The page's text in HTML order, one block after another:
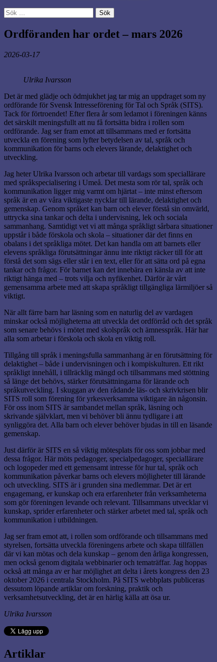
Sök
efter:
Ordföranden har ordet – mars 2026
2026-03-17
Ulrika Ivarsson
Det är med glädje och ödmjukhet jag tar mig an uppdraget som ny
ordförande för Svensk Intresseförening för Tal och Språk (SITS).
Tack för förtroendet! Efter flera år som ledamot i föreningen känns
det särskilt meningsfullt att nu få fortsätta bidra i rollen som
ordförande. Jag ser fram emot att tillsammans med er fortsätta
utveckla en förening som lyfter betydelsen av tal, språk och
kommunikation för barns och elevers lärande, delaktighet och
utveckling.
Jag heter Ulrika Ivarsson och arbetar till vardags som speciallärare
med språkspecialisering i Umeå. Det mesta som rör tal, språk och
kommunikation ligger mig varmt om hjärtat – inte minst eftersom
språk är en av våra viktigaste nycklar till lärande, delaktighet och
gemenskap. Genom språket kan barn och elever förstå sin omvärld,
uttrycka sina tankar och delta i undervisning, lek och sociala
sammanhang. Samtidigt vet vi att många språkligt sårbara situationer
uppstår i både förskola och skola – situationer där det finns en
obalans i det språkliga mötet. Det kan handla om att barnets eller
elevens språkliga förutsättningar ännu inte riktigt räcker till för att
förstå det som sägs eller står i en text, eller för att sätta ord på egna
tankar och frågor. För barnet kan det innebära en känsla av att inte
riktigt hänga med – trots vilja och nyfikenhet. Därför är vårt
gemensamma arbete med att skapa språkligt tillgängliga lärmiljöer så
viktigt.
När allt färre barn har läsning som en naturlig del av vardagen
minskar också möjligheterna att utveckla det ordförråd och det språk
som senare behövs i mötet med skolspråk och ämnesspråk. Här har
alla som arbetar i förskola och skola en viktig roll.
Tillgång till språk i meningsfulla sammanhang är en förutsättning för
delaktighet – både i undervisningen och i kompiskulturen. Ett rikt
språkligt innehåll, i tillräcklig mängd och tillsammans med stöttning
så länge det behövs, stärker förutsättningarna för lärande och
språkutveckling. I skuggan av den rådande läs- och skrivkrisen blir
SITS roll som förening för yrkesverksamma viktigare än någonsin.
För oss inom SITS är sambandet mellan språk, läsning och
skrivande självklart, men vi behöver bli ännu tydligare i att
synliggöra det. Alla barn och elever behöver bjudas in till en läsande
gemenskap.
Just därför är SITS en så viktig mötesplats för oss som jobbar med
dessa frågor. Här möts pedagoger, specialpedagoger, speciallärare
och logopeder med ett gemensamt intresse för hur tal, språk och
kommunikation påverkar barns och elevers möjligheter till lärande
och utveckling. SITS är i grunden sina medlemmar. Det är ert
engagemang, er kunskap och era erfarenheter från verksamheterna
som gör föreningen levande och relevant. Tillsammans utvecklar vi
kunskap, sprider erfarenheter och stärker arbetet med tal, språk och
kommunikation i utbildningen.
Jag ser fram emot att, i rollen som ordförande och tillsammans med
styrelsen, fortsätta utveckla föreningens arbete och skapa tillfällen
där vi kan mötas och dela kunskap – genom den årliga kongressen,
men också genom digitala webbinarier och tematräffar. Jag hoppas
också att många av er har möjlighet att delta i årets kongress den 23
oktober 2026 i centrala Stockholm. På SITS webbplats publiceras
dessutom löpande artiklar om forskning, praktik och
verksamhetsutveckling, det är en härlig källa att ösa ur.
Ulrika Ivarsson
Artiklar